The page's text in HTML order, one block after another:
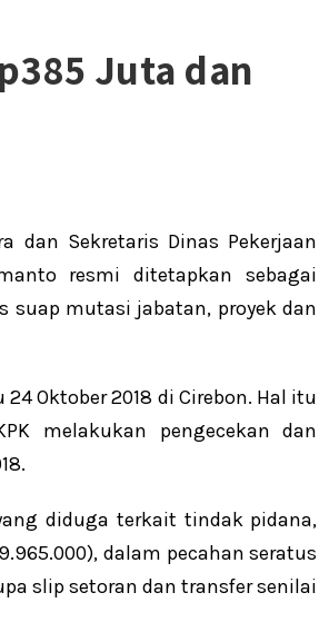
Juta dan
dan Sekretaris Dinas Pekerjaan
resmi ditetapkan sebagai
suap mutasi jabatan, proyek dan
Oktober 2018 di Cirebon. Hal itu
melakukan pengecekan dan
diduga terkait tindak pidana,
dalam pecahan seratus
slip setoran dan transfer senilai